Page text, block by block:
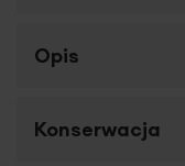
Więcej
informacji
SKU
Szerokość towaru
Opis
Odkryj wyjątkowy
Konserwacja